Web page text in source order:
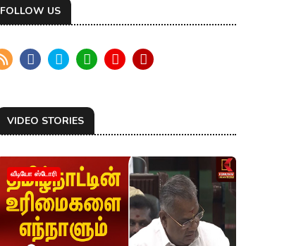
FOLLOW US
VIDEO STORIES
வீடியோ ஸ்டோரி